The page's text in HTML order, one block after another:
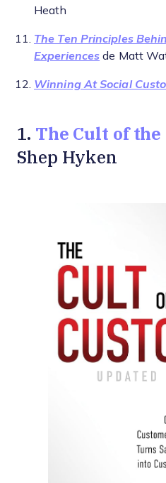
Heath
The Ten Principles
Experiences de Matt
Winning At Social
1. The Cult of
Shep Hyken